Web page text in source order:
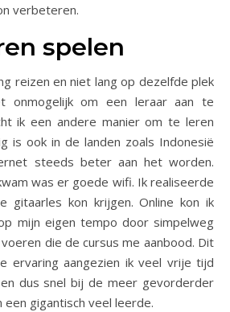
verbeteren.
spelen
reizen en niet lang op dezelfde plek
onmogelijk om een leraar aan te
ik een andere manier om te leren
is ook in de landen zoals Indonesië
steeds beter aan het worden.
was er goede wifi. Ik realiseerde
gitaarles kon krijgen. Online kon ik
mijn eigen tempo door simpelweg
die de cursus me aanbood. Dit
ervaring aangezien ik veel vrije tijd
dus snel bij de meer gevorderder
een gigantisch veel leerde.